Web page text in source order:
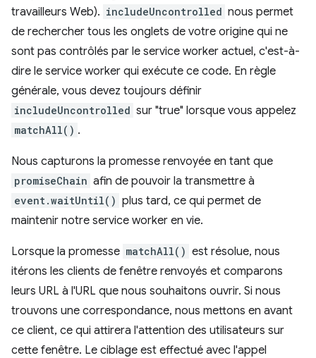
travailleurs Web). includeUncontrolled nous permet
de rechercher tous les onglets de votre origine qui ne
sont pas contrôlés par le service worker actuel, c'est-à-
dire le service worker qui exécute ce code. En règle
générale, vous devez toujours définir
includeUncontrolled sur "true" lorsque vous appelez
matchAll() .
Nous capturons la promesse renvoyée en tant que
promiseChain afin de pouvoir la transmettre à
event.waitUntil() plus tard, ce qui permet de
maintenir notre service worker en vie.
Lorsque la promesse matchAll() est résolue, nous
itérons les clients de fenêtre renvoyés et comparons
leurs URL à l'URL que nous souhaitons ouvrir. Si nous
trouvons une correspondance, nous mettons en avant
ce client, ce qui attirera l'attention des utilisateurs sur
cette fenêtre. Le ciblage est effectué avec l'appel